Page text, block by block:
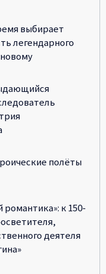
выбирает
легендарного
полёты
романтика»: к 150-
деятеля